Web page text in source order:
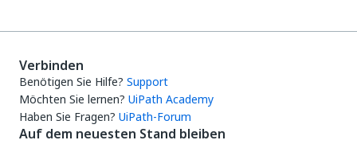
Verbinden
Benötigen Sie Hilfe? Support
Möchten Sie lernen? UiPath Academy
Haben Sie Fragen? UiPath-Forum
Auf dem neuesten Stand bleiben